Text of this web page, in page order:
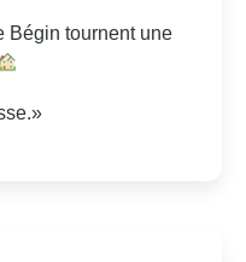
Bégin tournent une